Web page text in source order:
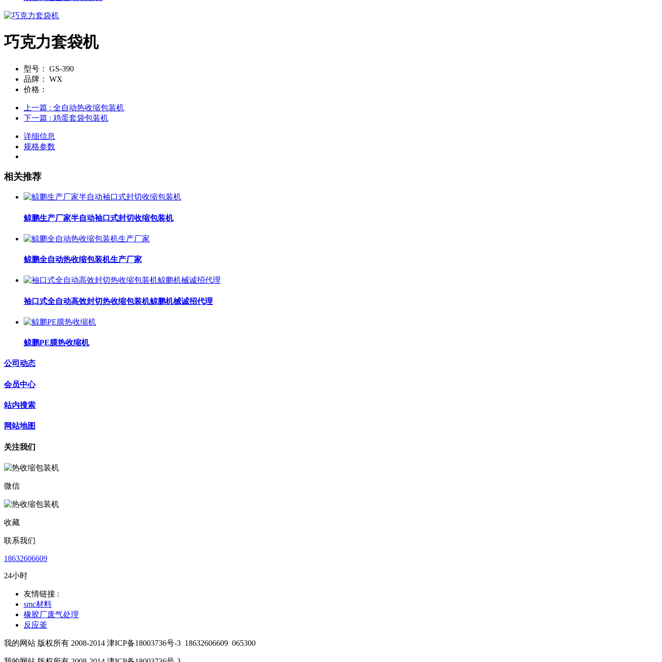
巧克力套袋机
型号：
GS-390
品牌：
WX
价格：
上一篇 : 全自动热收缩包装机
下一篇 : 鸡蛋套袋包装机
详细信息
规格参数
相关推荐
鲸鹏生产厂家半自动袖口式封切收缩包装机
鲸鹏全自动热收缩包装机生产厂家
袖口式全自动高效封切热收缩包装机鲸鹏机械诚招代理
鲸鹏PE膜热收缩机
公司动态
会员中心
站内搜索
网站地图
关注我们
微信
收藏
联系我们
18632606609
24小时
友情链接 :
smc材料
橡胶厂废气处理
反应釜
我的网站 版权所有 2008-2014 津ICP备18003736号-3 18632606609 065300